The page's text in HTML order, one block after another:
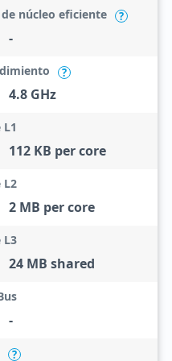
núcleo eficiente ?
-
?
4.8 GHz
L1
112 KB per core
L2
2 MB per core
L3
24 MB shared
-
?